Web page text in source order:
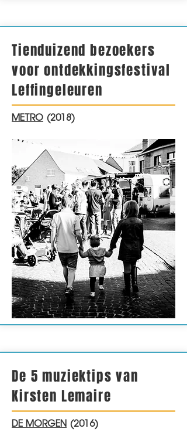
Tienduizend bezoekers
voor ontdekkingsfestival
Leffingeleuren
METRO (2018)
De 5 muziektips van
Kirsten Lemaire
DE MORGEN (2016)